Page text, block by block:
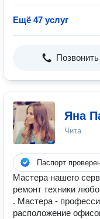
Ещё 47 услуг
Позвонить
Яна
Чита
Паспорт
Мастера нашего
ремонт техники
. Мастера -
расположение